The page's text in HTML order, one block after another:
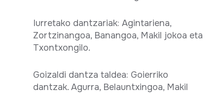
Iurretako dantzariak: Agintariena,
Zortzinangoa, Banangoa, Makil jokoa eta
Txontxongilo.
Goizaldi dantza taldea: Goierriko
dantzak. Agurra, Belauntxingoa, Makil